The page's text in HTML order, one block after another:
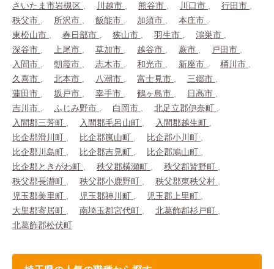
さいたま市岩槻区
川越市 熊谷市 川口市
行田市
秩父市
所沢市 飯能市 加須市
本庄市
東松山市
春日部市 狭山市 羽生市
鴻巣市
深谷市
上尾市 草加市 越谷市 蕨市
戸田市
入間市
朝霞市 志木市 和光市 新座市
桶川市
久喜市
北本市 八潮市 富士見市
三郷市
蓮田市
坂戸市 幸手市 鶴ヶ島市
日高市
吉川市
ふじみ野市 白岡市
北足立郡伊奈町
入間郡三芳町
入間郡毛呂山町
入間郡越生町
比企郡滑川町
比企郡嵐山町
比企郡小川町
比企郡川島町
比企郡吉見町
比企郡鳩山町
比企郡ときがわ町
秩父郡横瀬町
秩父郡皆野町
秩父郡長瀞町
秩父郡小鹿野町
秩父郡東秩父村
児玉郡美里町
児玉郡神川町
児玉郡上里町
大里郡寄居町
南埼玉郡宮代町
北葛飾郡杉戸町
北葛飾郡松伏町